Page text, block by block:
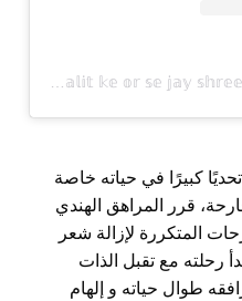
A post shared by ❤️‍🔥♥️𝕃𝕒𝕝𝕚𝕥 𝕜𝕖 𝕠𝕣 𝕤𝕖 𝕛𝕒𝕪 𝕤𝕙𝕣𝕖𝕖 ℝ𝕒𝕞 ♥️❤️‍🔥 (@lalitpatidar520)
كبيرًا في حياته خاصة
قرر المراهق الهندي
المتكررة لإزالة شعر
رحلته مع تقبل الذات
طوال حياته و إلهام